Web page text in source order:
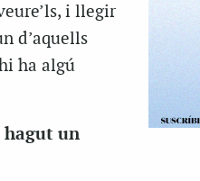
i llegir
d’aquells
ha algú
hagut un